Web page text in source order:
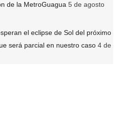
de la MetroGuagua 5 de agosto
el eclipse de Sol del próximo
será parcial en nuestro caso 4 de